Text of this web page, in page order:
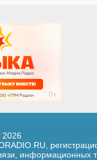
информационных